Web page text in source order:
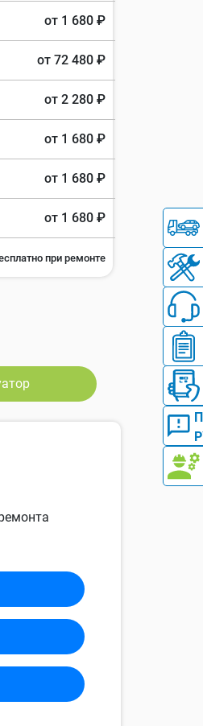
от 1 680 ₽
от 72 480 ₽
от 2 280 ₽
от 1 680 ₽
от 1 680 ₽
от 1 680 ₽
при ремонте